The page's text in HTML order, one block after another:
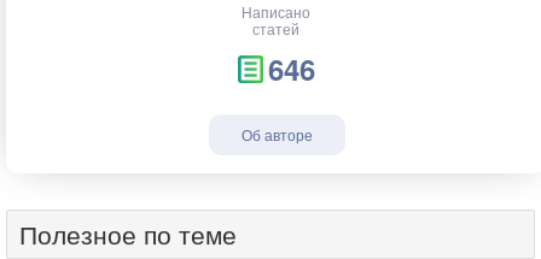
Написано
статей
646
Об авторе
Полезное по теме